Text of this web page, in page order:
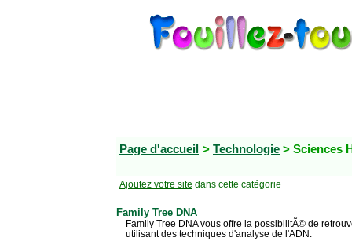
Page d'accueil > Technologie > Sciences
Ajoutez votre site dans cette catégorie
Family Tree DNA
Family Tree DNA vous offre la possibilitÃ© de
utilisant des techniques d'analyse de l'ADN.